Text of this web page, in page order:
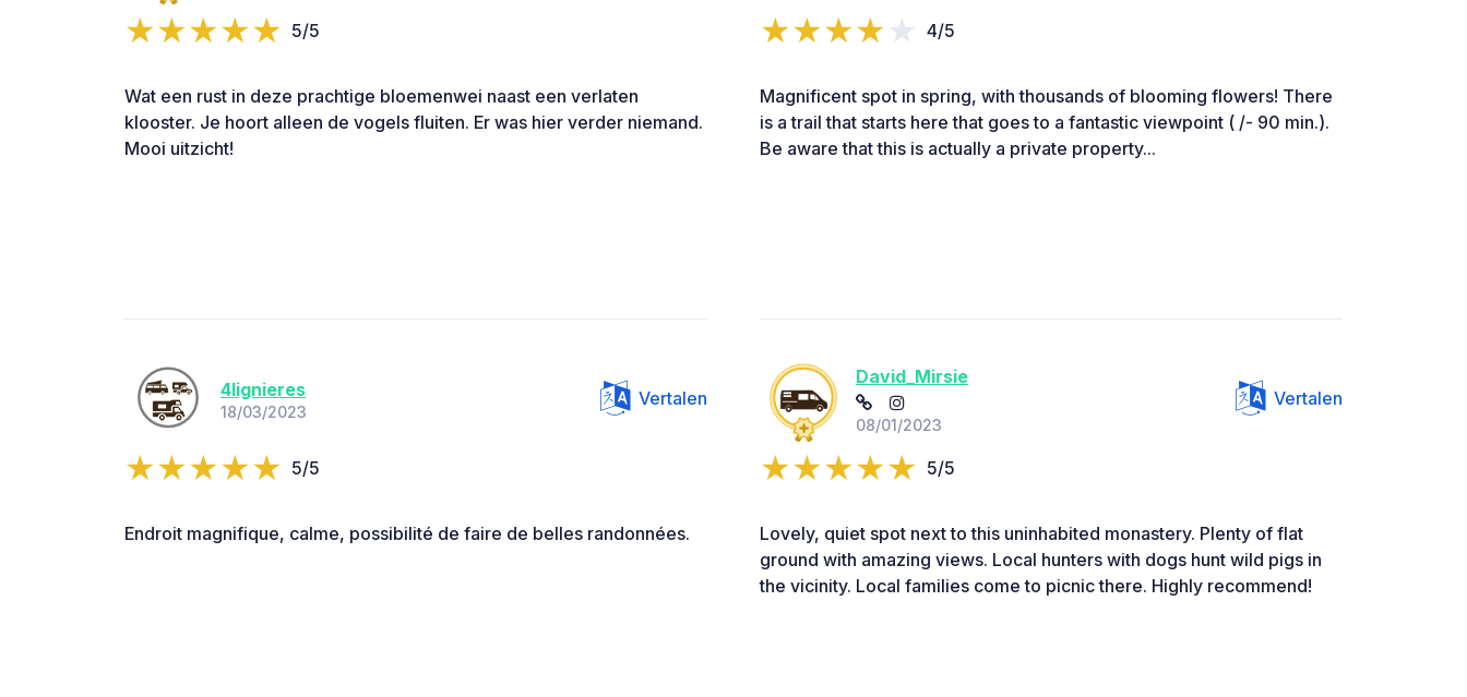
5/5
Wat een rust in deze prachtige bloemenwei naast een verlaten
klooster. Je hoort alleen de vogels fluiten. Er was hier verder niemand.
Mooi uitzicht!
4/5
Magnificent spot in spring, with thousands of blooming flowers! There
is a trail that starts here that goes to a fantastic viewpoint ( /- 90 min.).
Be aware that this is actually a private property...
4lignieres
18/03/2023
Vertalen
5/5
Endroit magnifique, calme, possibilité de faire de belles randonnées.
David_Mirsie
08/01/2023
Vertalen
5/5
Lovely, quiet spot next to this uninhabited monastery. Plenty of flat
ground with amazing views. Local hunters with dogs hunt wild pigs in
the vicinity. Local families come to picnic there. Highly recommend!